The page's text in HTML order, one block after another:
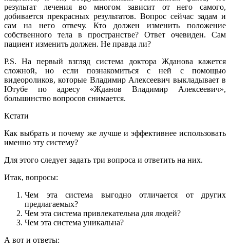
результат лечения во многом зависит от него самого,
добивается прекрасных результатов. Вопрос сейчас задам и
сам на него отвечу. Кто должен изменить положение
собственного тела в пространстве? Ответ очевиден. Сам
пациент изменить должен. Не правда ли?
P.S. На первый взгляд система доктора Жданова кажется
сложной, но если познакомиться с ней с помощью
видеороликов, которые Владимир Алексеевич выкладывает в
Ютубе по адресу «Жданов Владимир Алексеевич»,
большинство вопросов снимается.
Кстати
Как выбрать и почему же лучше и эффективнее использовать
именно эту систему?
Для этого следует задать три вопроса и ответить на них.
Итак, вопросы:
Чем эта система выгодно отличается от других
предлагаемых?
Чем эта система привлекательна для людей?
Чем эта система уникальна?
А вот и ответы: